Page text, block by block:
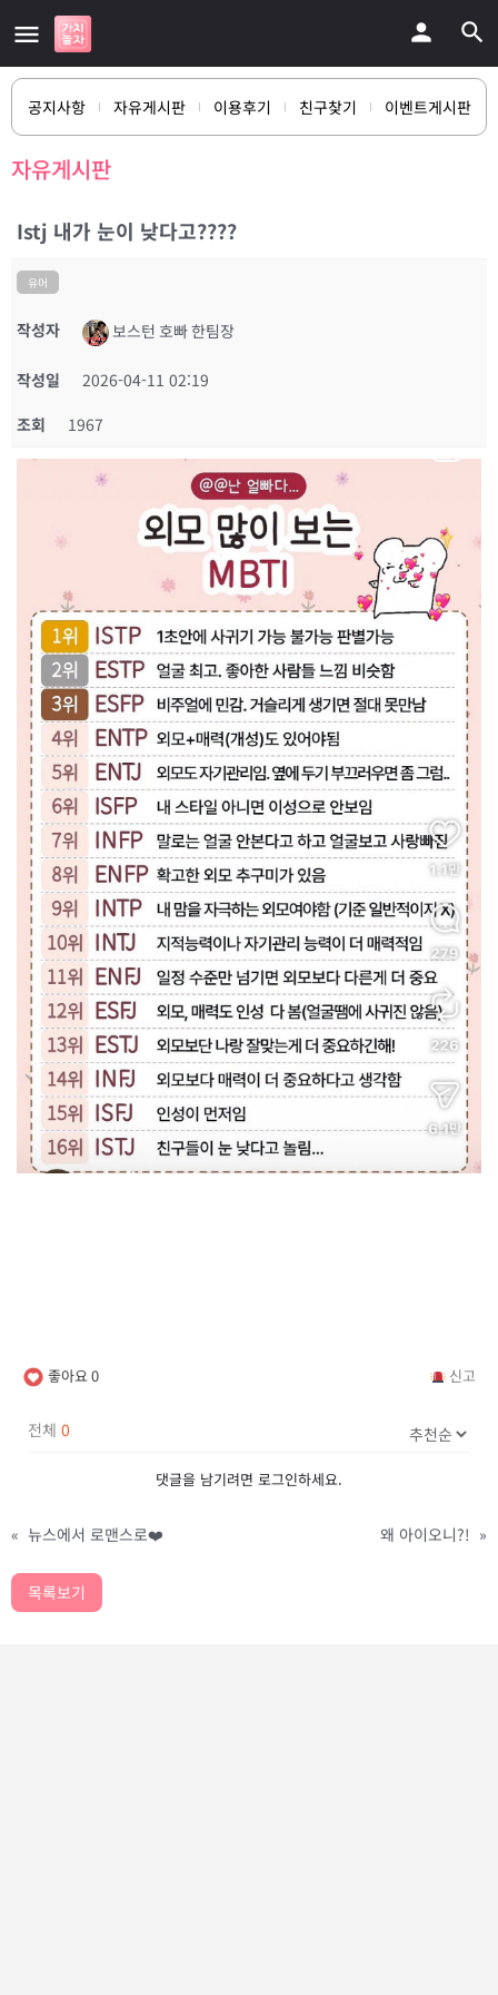
공지사항 자유게시판 이용후기 친구찾기 이벤트게시판
자유게시판
Istj 내가 눈이 낮다고????
유머
작성자 보스턴 호빠 한팀장
작성일
2026-04-11 02:19
조회
1967
좋아요0 신고
전체 0
댓글을 남기려면 로그인하세요.
« 뉴스에서 로맨스로❤️ 왜 아이오니?! »
목록보기